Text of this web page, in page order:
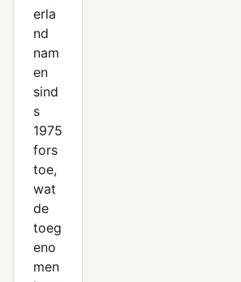
erla
nd
nam
en
sind
s
1975
fors
toe,
wat
de
toeg
eno
men